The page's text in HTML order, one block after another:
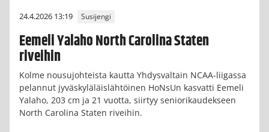
24.4.2026 13:19 Susijengi
Eemeli Yalaho North Carolina Staten
riveihin
Kolme nousujohteista kautta Yhdysvaltain NCAA-liigassa
pelannut jyväskyläläislähtöinen HoNsUn kasvatti Eemeli
Yalaho, 203 cm ja 21 vuotta, siirtyy seniorikaudekseen
North Carolina Staten riveihin.